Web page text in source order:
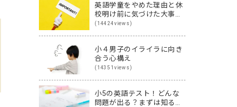
英語学童をやめた理由と休
校明け前に気づけた大事な
こと
(14424views)
小４男子のイライラに向き
合う心構え
(14351views)
小5の英語テスト！どんな
問題が出る？まずは知るこ